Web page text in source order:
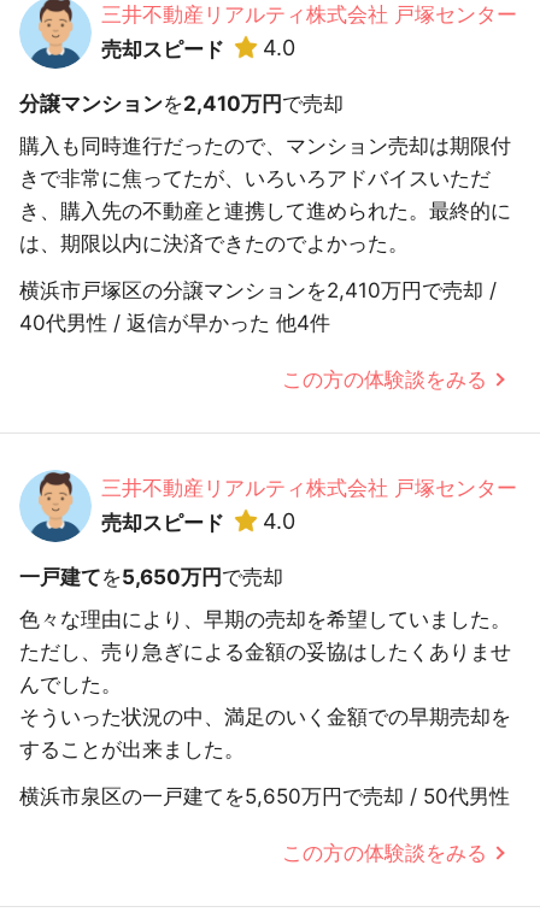
三井不動産リアルティ株式会社 戸塚センター
売却スピード
4.0
分譲マンションを2,410万円 で売却
購入も同時進行だったので、マンション売却は期限付
きで非常に焦ってたが、いろいろアドバイスいただ
き、購入先の不動産と連携して進められた。最終的に
は、期限以内に決済できたのでよかった。
横浜市戸塚区の分譲マンションを2,410万円で売却 /
40代男性 / 返信が早かった 他4件
この方の体験談をみる
三井不動産リアルティ株式会社 戸塚センター
売却スピード
4.0
一戸建てを5,650万円 で売却
色々な理由により、早期の売却を希望していました。
ただし、売り急ぎによる金額の妥協はしたくありませ
んでした。
そういった状況の中、満足のいく金額での早期売却を
することが出来ました。
横浜市泉区の一戸建てを5,650万円で売却 / 50代男性
この方の体験談をみる